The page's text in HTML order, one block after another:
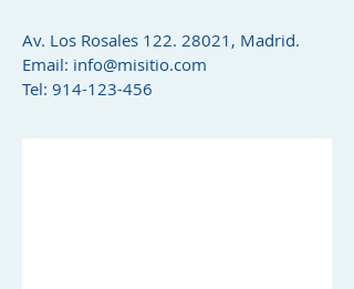
Av. Los Rosales 122. 28021 , Madrid.
Email: info@misitio.com
Tel: 914-123-456